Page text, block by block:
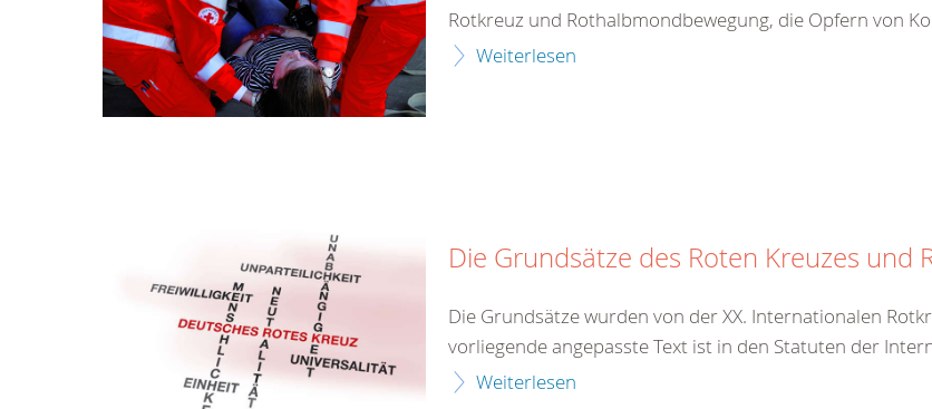
Rotkreuz und Rothalbmondbewegung, die Opfern von
Weiterlesen
Die Grundsätze des Roten Kreuzes und
Die Grundsätze wurden von der XX. Internationalen
vorliegende angepasste Text ist in den Statuten der
Weiterlesen